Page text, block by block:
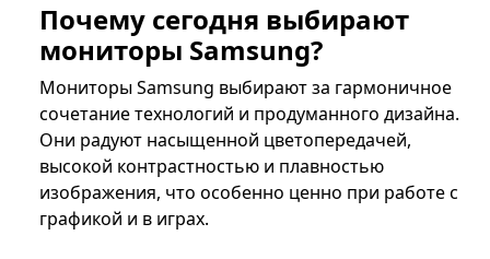
Почему сегодня выбирают
мониторы Samsung?
Мониторы Samsung выбирают за гармоничное
сочетание технологий и продуманного дизайна.
Они радуют насыщенной цветопередачей,
высокой контрастностью и плавностью
изображения, что особенно ценно при работе с
графикой и в играх.